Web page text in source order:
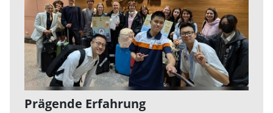
Prägende Erfahrung